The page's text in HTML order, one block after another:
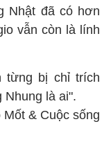
Nhật đã có hơn
vẫn còn là lính
từng bị chỉ trích
Nhung là ai".
Mốt & Cuộc sống